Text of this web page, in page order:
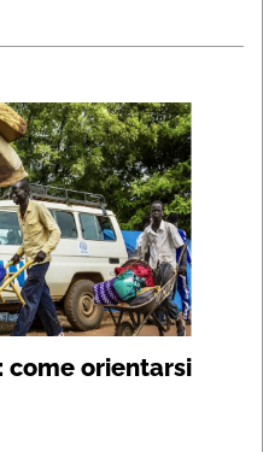
come orientarsi